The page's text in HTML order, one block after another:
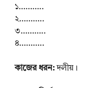
১………..
২………..
৩………..
৪………..
কাজের ধরন:দলীয়।